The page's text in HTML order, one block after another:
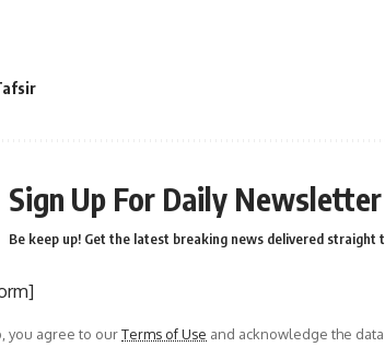
Sign Up For Daily Newsletter
Be keep up! Get the latest breaking news delivered straight
you agree to ourTerms of Use and acknowledge the